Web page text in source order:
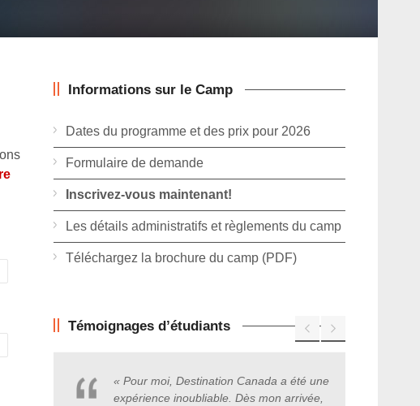
Informations sur le Camp
Dates du programme et des prix pour 2026
Formulaire de demande
Inscrivez-vous maintenant!
Les détails administratifs et règlements du camp
Téléchargez la brochure du camp (PDF)
Témoignages d’étudiants
« Pour moi, Destination Canada a été une
expérience inoubliable. Dès mon arrivée,